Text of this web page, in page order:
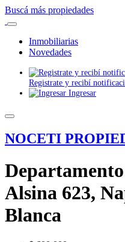
Buscá más propiedades
Inmobiliarias
Novedades
Registrate y recibí
Ingresar
NOCETI
Alsina 623,
Blanca